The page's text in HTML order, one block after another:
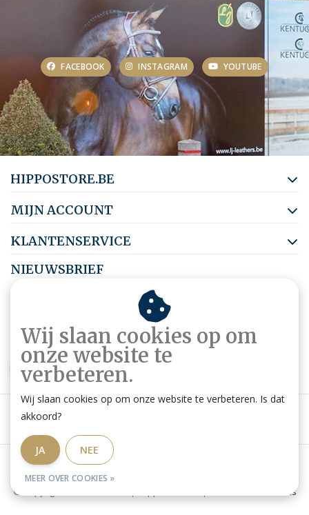
FACEBOOK INSTAGRAM YOUTUBE
HIPPOSTORE.BE
MIJN ACCOUNT
KLANTENSERVICE
NIEUWSBRIEF
Abonneer je op onze nieuwsbrief om op de hoogte te blijven.
ABONNEER
Algemene voorwaarden
© Copyright 2026 - Ruitershop HippoStore.be | Website door Omatis
Wij slaan cookies op om
onze website te
verbeteren.
Wij slaan cookies op om onze website te verbeteren. Is dat
akkoord?
JA NEE
MEER OVER COOKIES »